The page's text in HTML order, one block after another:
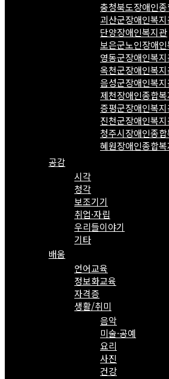
충청북도장애인
괴산군장애인복
단양장애인복지관
보은군노인장애
영동군장애인복
옥천군장애인복
음성군장애인복
제천장애인종합
증평군장애인복
진천군장애인복
청주시장애인종
혜원장애인종합
공감
시각
청각
보조기기
취업·자립
우리들이야기
기타
배움
언어교육
정보화교육
자격증
생활/취미
음악
미술·공예
요리
사진
건강